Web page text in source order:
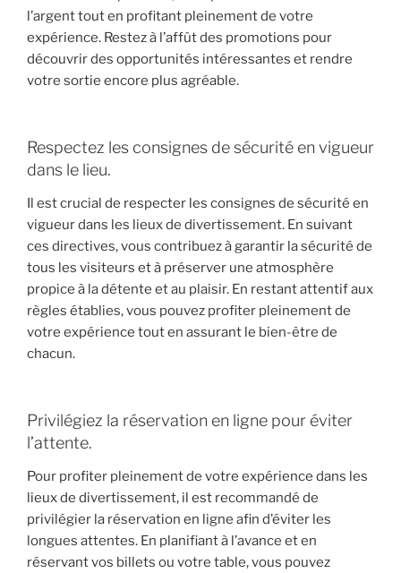
l’argent tout en profitant pleinement de votre
expérience. Restez à l’affût des promotions pour
découvrir des opportunités intéressantes et rendre
votre sortie encore plus agréable.
Respectez les consignes de sécurité en vigueur
dans le lieu.
Il est crucial de respecter les consignes de sécurité en
vigueur dans les lieux de divertissement. En suivant
ces directives, vous contribuez à garantir la sécurité de
tous les visiteurs et à préserver une atmosphère
propice à la détente et au plaisir. En restant attentif aux
règles établies, vous pouvez profiter pleinement de
votre expérience tout en assurant le bien-être de
chacun.
Privilégiez la réservation en ligne pour éviter
l’attente.
Pour profiter pleinement de votre expérience dans les
lieux de divertissement, il est recommandé de
privilégier la réservation en ligne afin d’éviter les
longues attentes. En planifiant à l’avance et en
réservant vos billets ou votre table, vous pouvez